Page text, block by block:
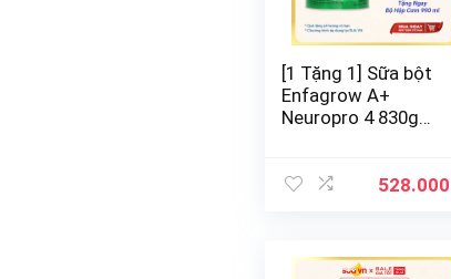
[1 Tặng 1] Sữa bột
Enfagrow A+
Neuropro 4 830g
528.000